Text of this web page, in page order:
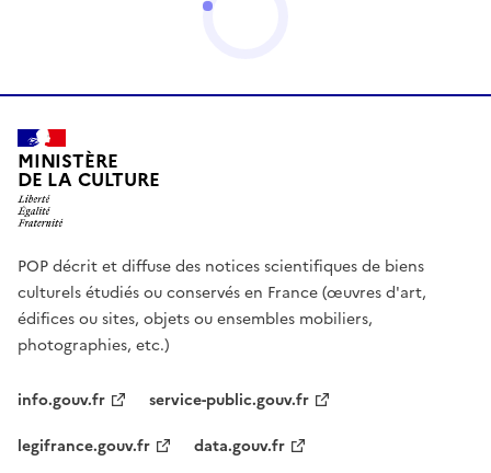
MINISTÈRE
DE LA CULTURE
POP décrit et diffuse des notices scientifiques de biens
culturels étudiés ou conservés en France (œuvres d'art,
édifices ou sites, objets ou ensembles mobiliers,
photographies, etc.)
info.gouv.fr
service-public.gouv.fr
legifrance.gouv.fr
data.gouv.fr